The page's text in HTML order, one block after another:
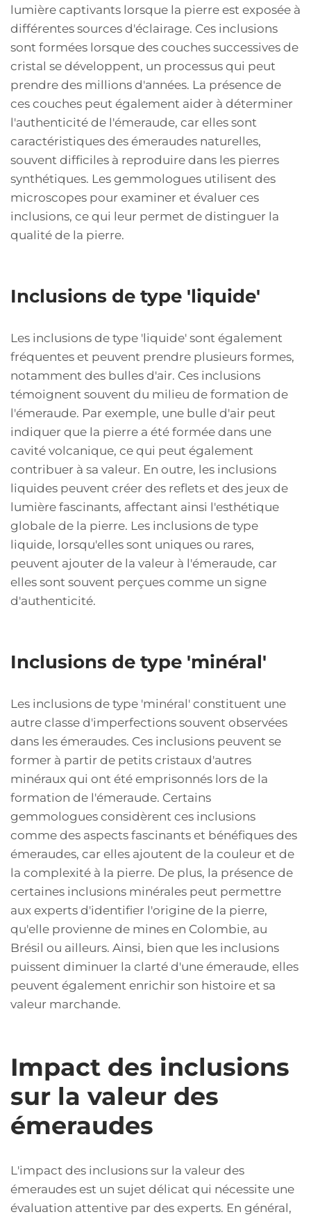
lumière captivants lorsque la pierre est exposée à
différentes sources d'éclairage. Ces inclusions
sont formées lorsque des couches successives de
cristal se développent, un processus qui peut
prendre des millions d'années. La présence de
ces couches peut également aider à déterminer
l'authenticité de l'émeraude, car elles sont
caractéristiques des émeraudes naturelles,
souvent difficiles à reproduire dans les pierres
synthétiques. Les gemmologues utilisent des
microscopes pour examiner et évaluer ces
inclusions, ce qui leur permet de distinguer la
qualité de la pierre.
Inclusions de type 'liquide'
Les inclusions de type 'liquide' sont également
fréquentes et peuvent prendre plusieurs formes,
notamment des bulles d'air. Ces inclusions
témoignent souvent du milieu de formation de
l'émeraude. Par exemple, une bulle d'air peut
indiquer que la pierre a été formée dans une
cavité volcanique, ce qui peut également
contribuer à sa valeur. En outre, les inclusions
liquides peuvent créer des reflets et des jeux de
lumière fascinants, affectant ainsi l'esthétique
globale de la pierre. Les inclusions de type
liquide, lorsqu'elles sont uniques ou rares,
peuvent ajouter de la valeur à l'émeraude, car
elles sont souvent perçues comme un signe
d'authenticité.
Inclusions de type 'minéral'
Les inclusions de type 'minéral' constituent une
autre classe d'imperfections souvent observées
dans les émeraudes. Ces inclusions peuvent se
former à partir de petits cristaux d'autres
minéraux qui ont été emprisonnés lors de la
formation de l'émeraude. Certains
gemmologues considèrent ces inclusions
comme des aspects fascinants et bénéfiques des
émeraudes, car elles ajoutent de la couleur et de
la complexité à la pierre. De plus, la présence de
certaines inclusions minérales peut permettre
aux experts d'identifier l'origine de la pierre,
qu'elle provienne de mines en Colombie, au
Brésil ou ailleurs. Ainsi, bien que les inclusions
puissent diminuer la clarté d'une émeraude, elles
peuvent également enrichir son histoire et sa
valeur marchande.
Impact des inclusions
sur la valeur des
émeraudes
L'impact des inclusions sur la valeur des
émeraudes est un sujet délicat qui nécessite une
évaluation attentive par des experts. En général,